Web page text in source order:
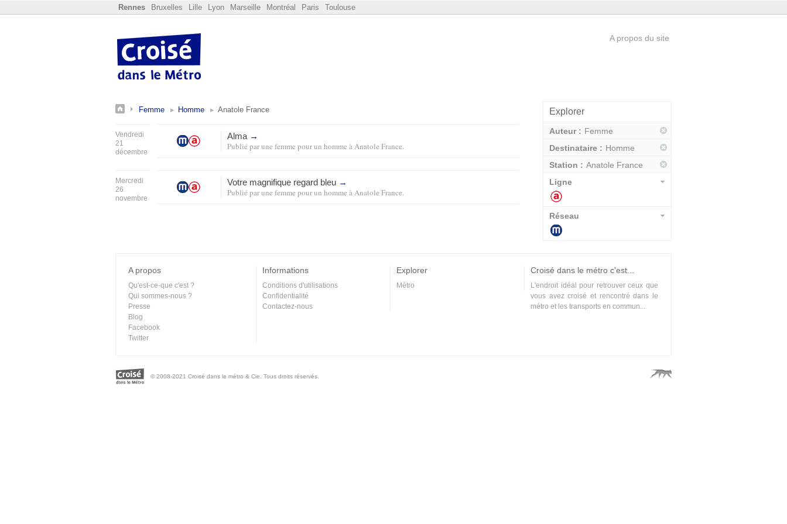
Rennes Bruxelles Lille Lyon Marseille Montréal Paris Toulouse
A propos du site
Femme Homme Anatole France
Vendredi
21
décembre
Alma →
Publié parune femme pour un homme àAnatole France.
Mercredi
26
novembre
Votre magnifique regard bleu →
Publié parune femme pour un homme àAnatole France.
Explorer
Auteur : Femme
Destinataire : Homme
Station : Anatole France
Ligne
Réseau
A propos
Qu'est-ce-que c'est ?
Qui sommes-nous ?
Presse
Blog
Facebook
Twitter
Informations
Conditions d'utilisations
Confidentialité
Contactez-nous
Explorer
Métro
Croisé dans le métro c'est...
L'endroit idéal pour retrouver ceux que
vous avez croisé et rencontré dans le
métro et les transports en commun...
© 2008-2021 Croisé dans le métro & Cie. Tous droits réservés.